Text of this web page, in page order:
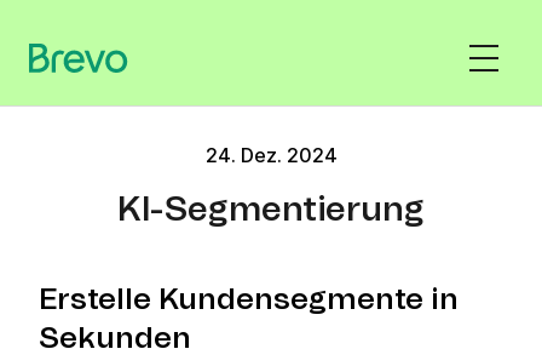
24. Dez. 2024
KI-Segmentierung
Erstelle Kundensegmente in
Sekunden